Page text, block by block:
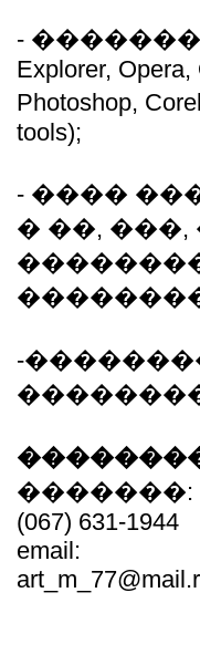
- ��������
Explorer,
Photoshop,
tools);
- ����
� ��,
-
�������:
(067) 631-1944
email: